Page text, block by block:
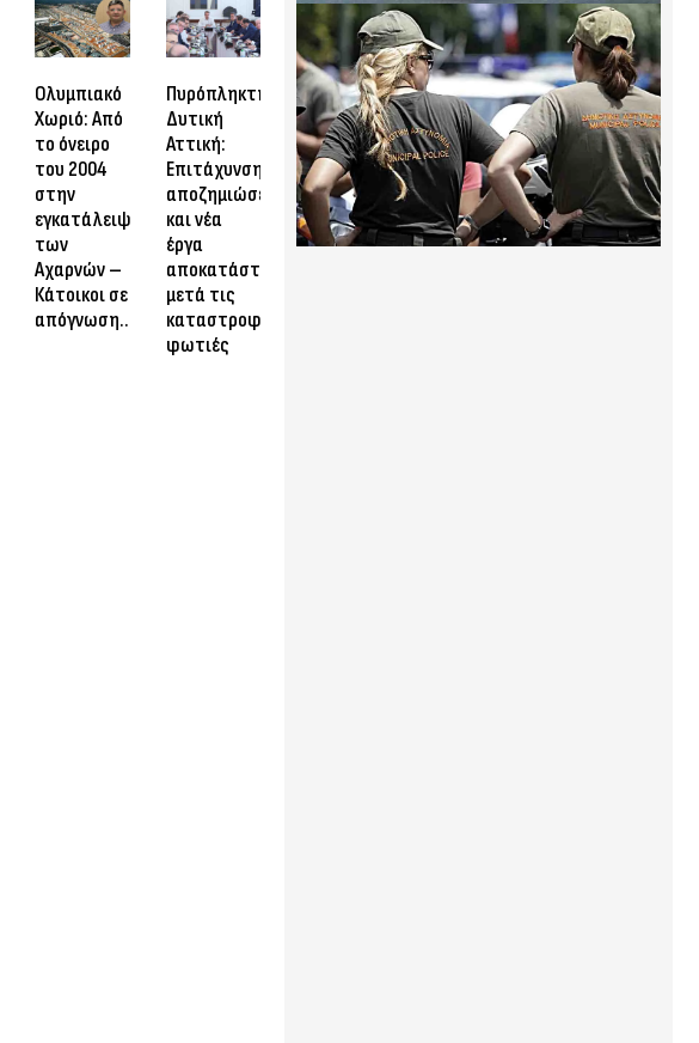
Ολυμπιακό
Χωριό: Από
το όνειρο
του 2004
στην
εγκατάλειψη
των
Αχαρνών –
Κάτοικοι σε
απόγνωση…
Πυρόπληκτη
Δυτική
Αττική:
Επιτάχυνση
αποζημιώσεων
και νέα
έργα
αποκατάστασης
μετά τις
καταστροφικές
φωτιές